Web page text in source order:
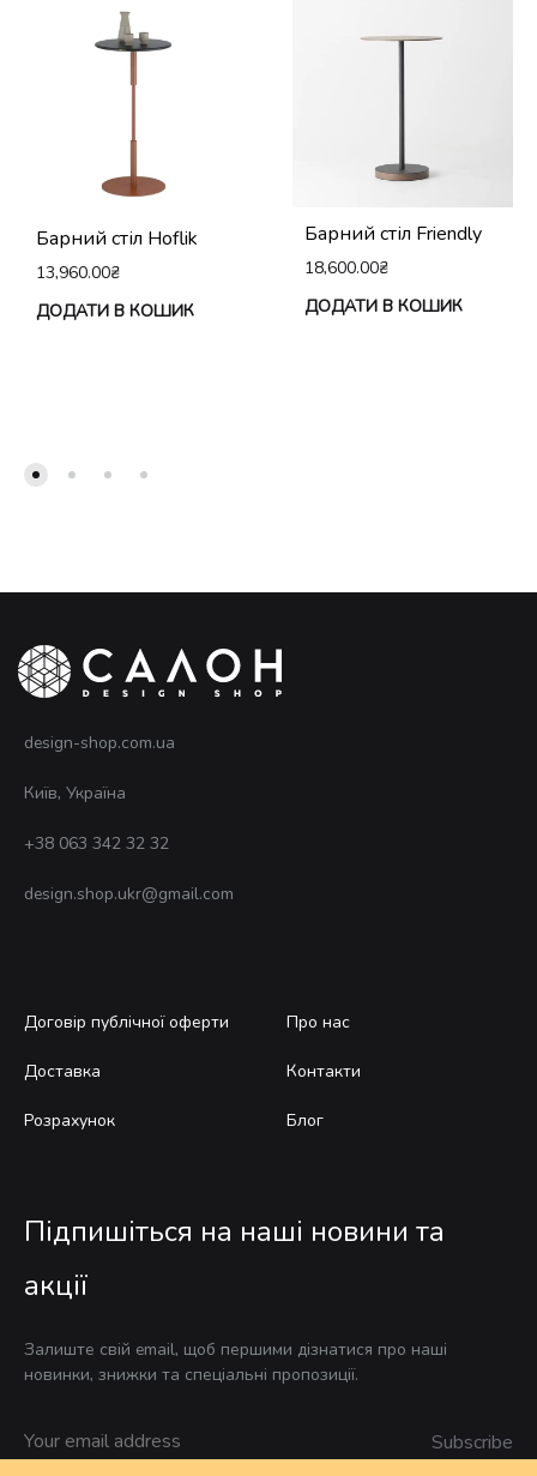
Барний стіл Hoflik
13,960.00₴
ДОДАТИ В КОШИК
Барний стіл Friendly
18,600.00₴
ДОДАТИ В КОШИК
design-shop.com.ua
Київ, Україна
+38 063 342 32 32
design.shop.ukr@gmail.com
Договір публічної оферти
Доставка
Розрахунок
Про нас
Контакти
Блог
Підпишіться на наші новини та
акції
Залиште свій email, щоб першими дізнатися про наші
новинки, знижки та спеціальні пропозиції.